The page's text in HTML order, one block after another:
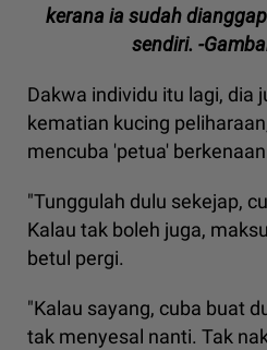
kerana ia sudah
sendiri. -
Dakwa individu itu lagi, dia
kematian kucing
mencuba 'petua'
"Tunggulah dulu sekejap,
Kalau tak boleh juga,
betul pergi.
"Kalau sayang, cuba buat
tak menyesal nanti. Tak